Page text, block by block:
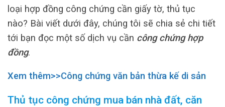
loại hợp đồng công chứng cần giấy tờ, thủ tục
nào? Bài viết dưới đây, chúng tôi sẽ chia sẻ chi tiết
tới bạn đọc một số dịch vụ cần công chứng hợp
đồng.
Xem thêm>>Công chứng văn bản thừa kế di sản
Thủ tục công chứng mua bán nhà đất, căn